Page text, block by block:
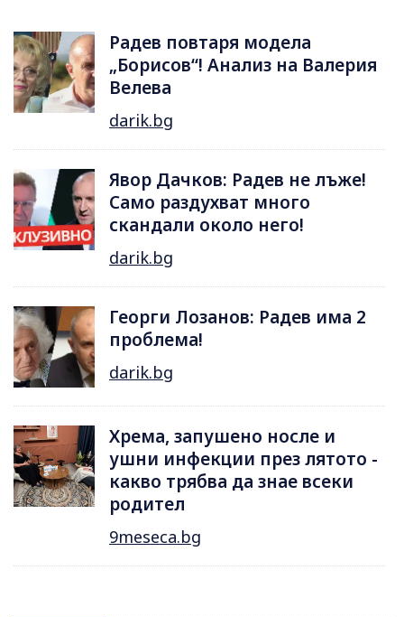
Радев повтаря модела
„Борисов“! Анализ на Валерия
Велева
darik.bg
Явор Дачков: Радев не лъже!
Само раздухват много
скандали около него!
darik.bg
Георги Лозанов: Радев има 2
проблема!
darik.bg
Хрема, запушено носле и
ушни инфекции през лятотo -
какво трябва да знае всеки
родител
9meseca.bg